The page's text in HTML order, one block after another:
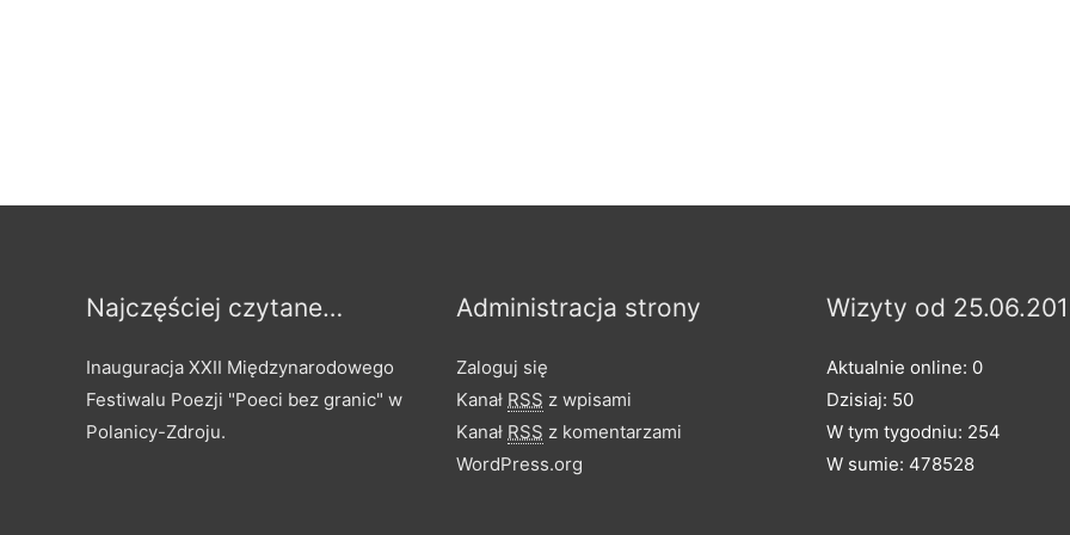
Najczęściej czytane…
Inauguracja XXII Międzynarodowego
Festiwalu Poezji "Poeci bez granic" w
Polanicy-Zdroju.
Administracja strony
Zaloguj się
Kanał RSS z wpisami
Kanał RSS z komentarzami
WordPress.org
Wizyty od
Aktualnie online: 0
Dzisiaj: 50
W tym tygodniu: 254
W sumie: 478528